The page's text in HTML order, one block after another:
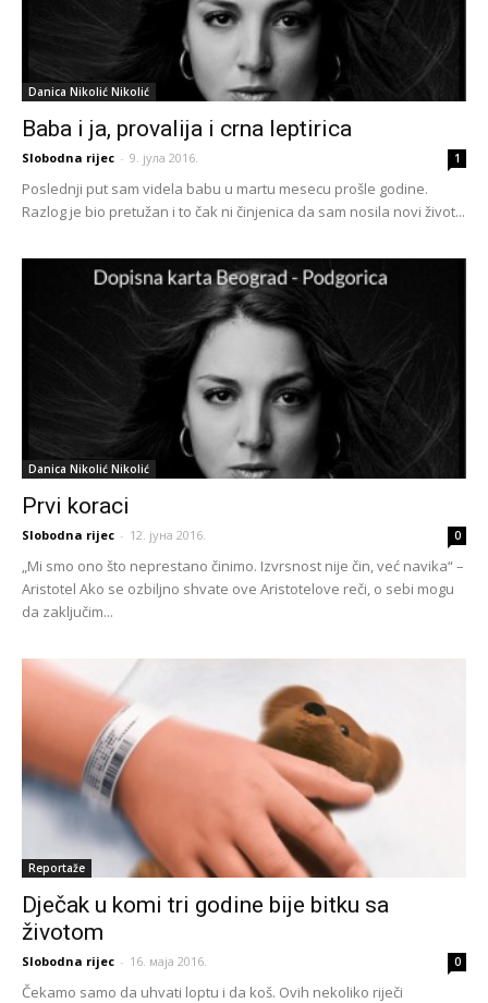
Danica Nikolić Nikolić
Baba i ja, provalija i crna leptirica
Slobodna rijec - 9. јула 2016. 1
Poslednji put sam videla babu u martu mesecu prošle godine.
Razlog je bio pretužan i to čak ni činjenica da sam nosila novi život...
Danica Nikolić Nikolić
Prvi koraci
Slobodna rijec - 12. јуна 2016. 0
„Mi smo ono što neprestano činimo. Izvrsnost nije čin, već navika“ –
Aristotel Ako se ozbiljno shvate ove Aristotelove reči, o sebi mogu
da zaključim...
Reportaže
Dječak u komi tri godine bije bitku sa
životom
Slobodna rijec - 16. маја 2016. 0
Čekamo samo da uhvati loptu i da koš. Ovih nekoliko riječi